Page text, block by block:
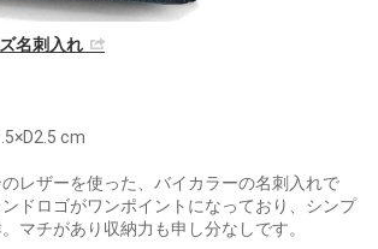
名刺入れ
cm
レザーを使った、バイカラーの名刺入れで
ドロゴがワンポイントになっており、シンプ
マチがあり収納力も申し分なしです。